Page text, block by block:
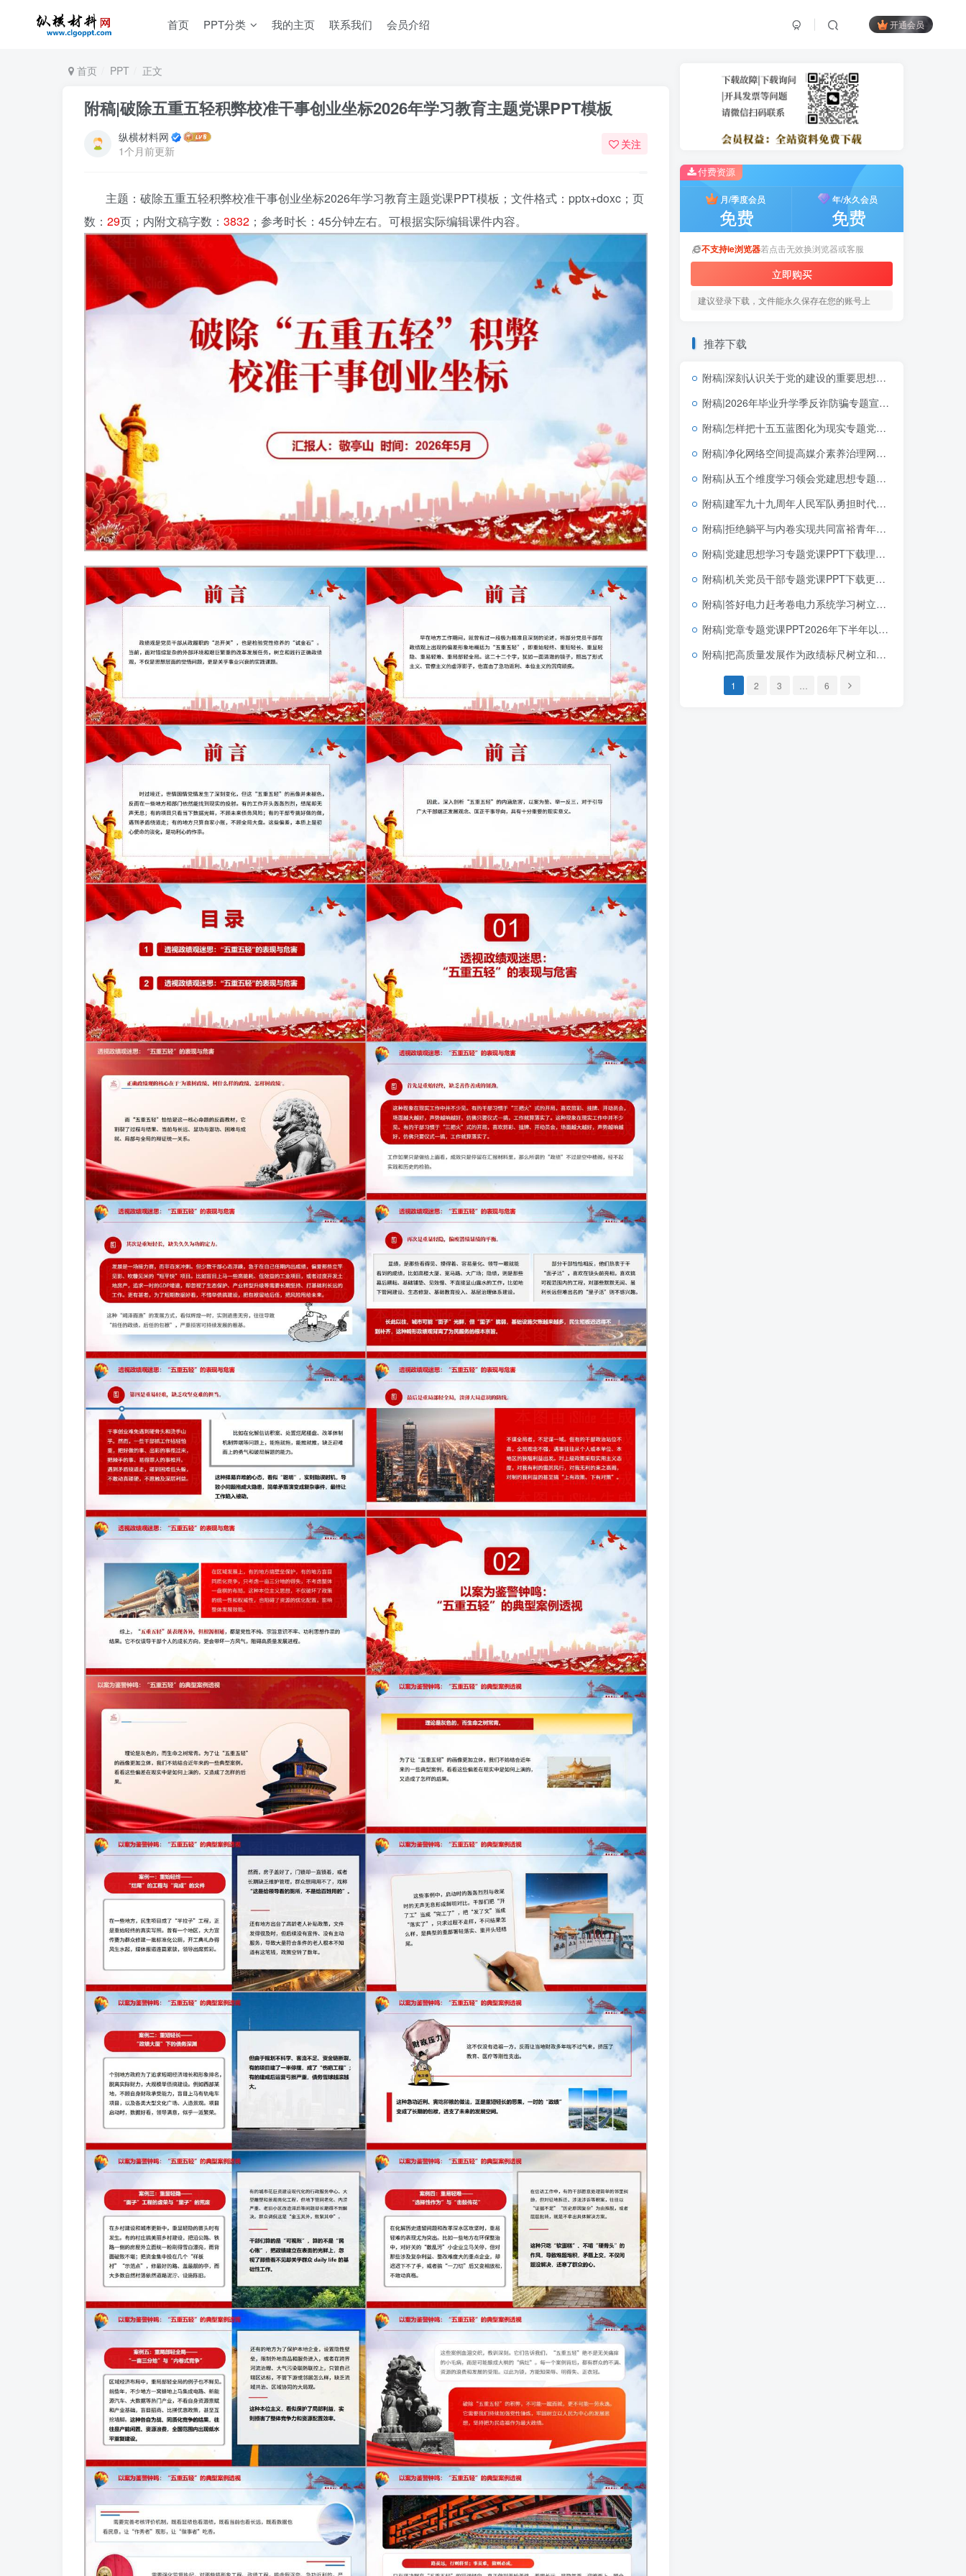
首页 PPT分类 我的主页 联系我们 会员介绍 开通会员
首页 PPT 正文
附稿|破除五重五轻积弊校准干事创业坐标2026年学习教育主题党课PPT模板
纵横材料网
1个月前更新
关注
主题：破除五重五轻积弊校准干事创业坐标2026年学习教育主题党课PPT模板 ；文件格式：pptx+doxc；页
数： 29页；内附文稿字数： 3832 ；参考时长：45分钟左右。可根据实际编辑课件内容。
付费资源
月/季度会员
免费
年/永久会员
免费
不支持ie浏览器若点击无效换浏览器或客服
立即购买
建议登录下载，文件能永久保存在您的账号上
推荐下载
附稿|深刻认识关于党的建设的重要思想的重大意义可编辑思政党课团课PPT课件下载
附稿|2026年毕业升学季反诈防骗专题宣讲讲座PPT课件大学生防范电信诈骗主题班会幻灯片
附稿|怎样把十五五蓝图化为现实专题党课PPT课件十五五规划落实宣讲
附稿|净化网络空间提高媒介素养治理网络乱象青少年思政宣讲PPT课件模板共建清朗网络空间主题班会幻灯片
附稿|从五个维度学习领会党建思想专题党课PPT课件完整版可下载
附稿|建军九十九周年人民军队勇担时代使命党课ppt模板
附稿|拒绝躺平与内卷实现共同富裕青年财富观和奋斗观团支部主题团日活动PPT完整版
附稿|党建思想学习专题党课PPT下载理解和把握好“十四个坚持”
附稿|机关党员干部专题党课PPT下载更加清醒坚定地推进反腐败斗争
附稿|答好电力赶考卷电力系统学习树立和践行正确政绩观学习教育主题党课ppt模板
附稿|党章专题党课PPT2026年下半年以党章为镜筑牢信仰之基践行使命担当
附稿|把高质量发展作为政绩标尺树立和践行正确政绩观党课PPT模板
1 2 3 6